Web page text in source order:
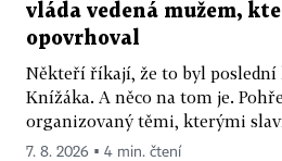
vláda vedená mužem,
opovrhoval
Někteří říkají, že to byl
Knížáka. A něco na tom je.
organizovaný těmi, kterými
7. 8. 2026 ▪ 4 min. čtení